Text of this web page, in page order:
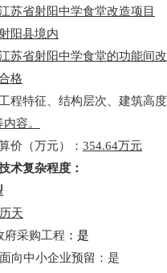
苏省射阳中学食堂改造项目
阳县境内
苏省射阳中学食堂的功能间
格
工程特征、结构层次、建筑高
容。
价（万元）： 354.64万元
术复杂程度：
天
府采购工程 ：是
向中小企业预留：是